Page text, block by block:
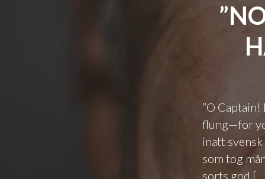
”O
flung—for
inatt
som tog
sorts god